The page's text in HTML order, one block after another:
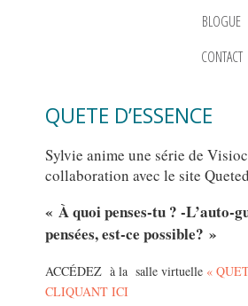
BLOGUE
CONTACT
QUETE D’ESSENCE
Sylvie anime une série de
collaboration avec le site
« À quoi penses-tu ? -L’auto-
pensées, est-ce possible? »
ACCÉDEZ à la salle virtuelle «
CLIQUANT ICI